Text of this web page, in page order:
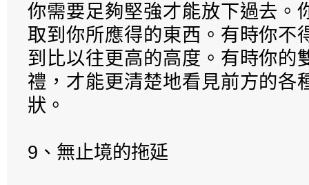
你需要足夠堅強才能放下過去。
取到你所應得的東西。有時你不
到比以往更高的高度。有時你的
禮，才能更清楚地看見前方的各
狀。
9、無止境的拖延